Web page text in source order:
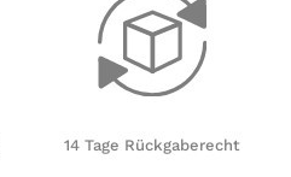
14 Tage Rückgaberecht